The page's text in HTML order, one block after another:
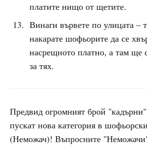
платите нищо от щетите.
Винаги вървете по улицата –
накарате шофьорите да се
насрещното платно, а там ще
за тях.
Предвид огромният брой
пускат нова категория в
(Неможач)! Въпросните